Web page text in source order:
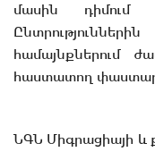
մասին դիմում
համայնքներում
հաստատող
ՆԳՆ Միգրացիայի և